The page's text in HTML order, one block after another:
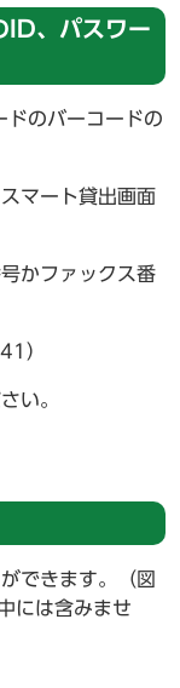
ID、パスワー
のバーコードの
マート貸出画面
かファックス番
）
い。
できます。（図
には含みませ